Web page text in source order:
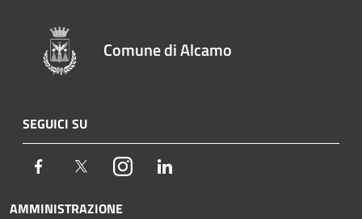
Comune di Alcamo
SEGUICI SU
Facebook TwitterInstagram
AMMINISTRAZIONE